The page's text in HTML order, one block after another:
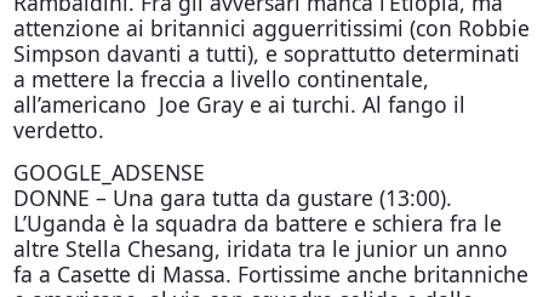
attenzione ai britannici agguerritissimi (con Robbie
Simpson davanti a tutti), e soprattutto determinati
a mettere la freccia a livello continentale,
all’americano Joe Gray e ai turchi. Al fango il
verdetto.
GOOGLE_ADSENSE
DONNE – Una gara tutta da gustare (13:00).
L’Uganda è la squadra da battere e schiera fra le
altre Stella Chesang, iridata tra le junior un anno
fa a Casette di Massa. Fortissime anche britanniche